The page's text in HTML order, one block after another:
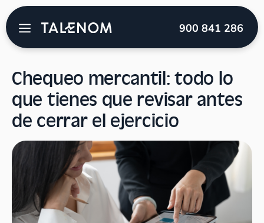
900 841 286
lo que tienes que revisar antes de cerrar el ejercicio
Chequeo mercantil: todo lo
que tienes que revisar antes
de cerrar el ejercicio